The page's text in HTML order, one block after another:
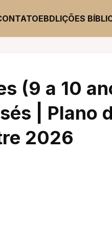
EBDLIÇÕES
(9 a 10
| Plano
2026